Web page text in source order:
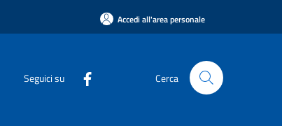
Accedi all'area personale
Seguici su Cerca